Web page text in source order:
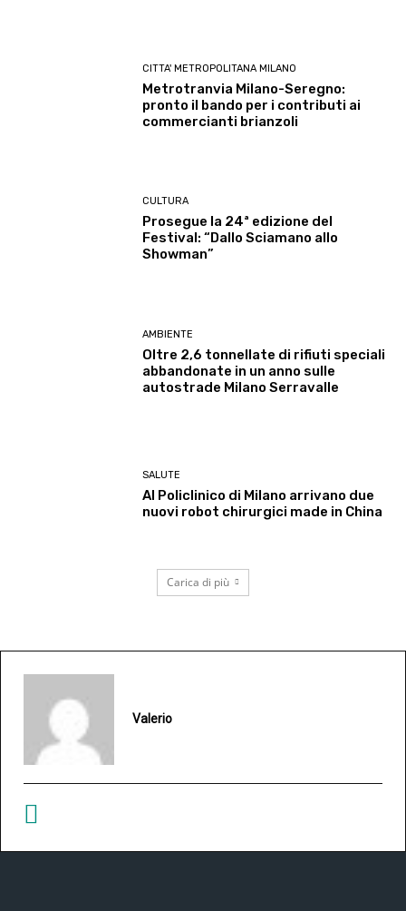
CITTA' METROPOLITANA MILANO
Metrotranvia Milano-Seregno:
pronto il bando per i contributi ai
commercianti brianzoli
CULTURA
Prosegue la 24ª edizione del
Festival: “Dallo Sciamano allo
Showman”
AMBIENTE
Oltre 2,6 tonnellate di rifiuti speciali
abbandonate in un anno sulle
autostrade Milano Serravalle
SALUTE
Al Policlinico di Milano arrivano due
nuovi robot chirurgici made in China
Carica di più
Valerio